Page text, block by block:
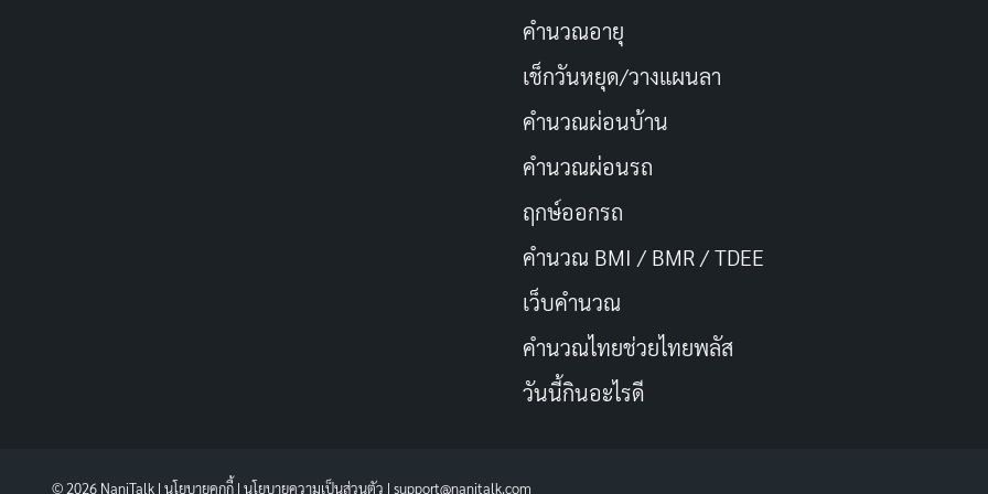
คำนวณอายุ
เช็กวันหยุด/วางแผนลา
คำนวณผ่อนบ้าน
คำนวณผ่อนรถ
ฤกษ์ออกรถ
คำนวณ BMI / BMR / TDEE
เว็บคํานวณ
คํานวณไทยช่วยไทยพลัส
วันนี้กินอะไรดี
© 2026 NaniTalk | นโยบายคุกกี้ | นโยบายความเป็นส่วนตัว | support@nanitalk.com